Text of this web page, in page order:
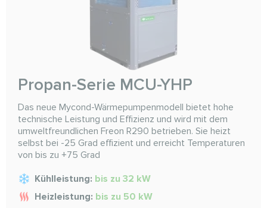
Propan-Serie MCU-YHP
Das neue Mycond-Wärmepumpenmodell bietet hohe
technische Leistung und Effizienz und wird mit dem
umweltfreundlichen Freon R290 betrieben. Sie heizt
selbst bei -25 Grad effizient und erreicht Temperaturen
von bis zu +75 Grad
Kühlleistung: bis zu 32 kW
Heizleistung: bis zu 50 kW